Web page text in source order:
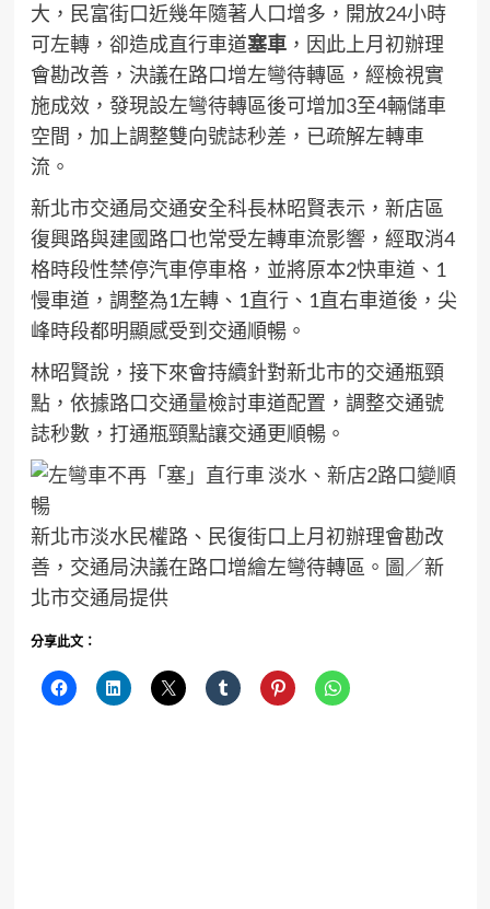
大，民富街口近幾年隨著人口增多，開放24小時
可左轉，卻造成直行車道塞車，因此上月初辦理
會勘改善，決議在路口增左彎待轉區，經檢視實
施成效，發現設左彎待轉區後可增加3至4輛儲車
空間，加上調整雙向號誌秒差，已疏解左轉車
流。
新北市交通局交通安全科長林昭賢表示，新店區
復興路與建國路口也常受左轉車流影響，經取消4
格時段性禁停汽車停車格，並將原本2快車道、1
慢車道，調整為1左轉、1直行、1直右車道後，尖
峰時段都明顯感受到交通順暢。
林昭賢說，接下來會持續針對新北市的交通瓶頸
點，依據路口交通量檢討車道配置，調整交通號
誌秒數，打通瓶頸點讓交通更順暢。
新北市淡水民權路、民復街口上月初辦理會勘改
善，交通局決議在路口增繪左彎待轉區。圖／新
北市交通局提供
分享此文：